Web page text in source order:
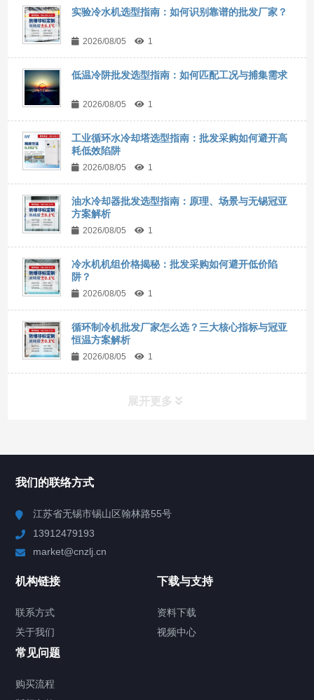
实验冷水机选型指南：如何识别靠谱的批发厂家？
2026/08/05 1
低温冷阱批发选型指南：如何匹配工况与捕集需求
2026/08/05 1
工业循环水冷却塔选型指南：批发采购如何避开高
耗低效陷阱
2026/08/05 1
油水冷却器批发选型指南：原理、场景与无锡冠亚
方案解析
2026/08/05 1
冷水机机组价格揭秘：批发采购如何避开低价陷
阱？
2026/08/05 1
循环制冷机批发厂家怎么选？三大核心指标与冠亚
恒温方案解析
2026/08/05 1
展开更多
Chiller高精度制冷循环器
TCU温度控制单元
Chiller气体控温系统
我们的联络方式
江苏省无锡市锡山区翰林路55号
13912479193
market@cnzlj.cn
机构链接
联系方式
关于我们
下载与支持
资料下载
视频中心
常见问题
购买流程